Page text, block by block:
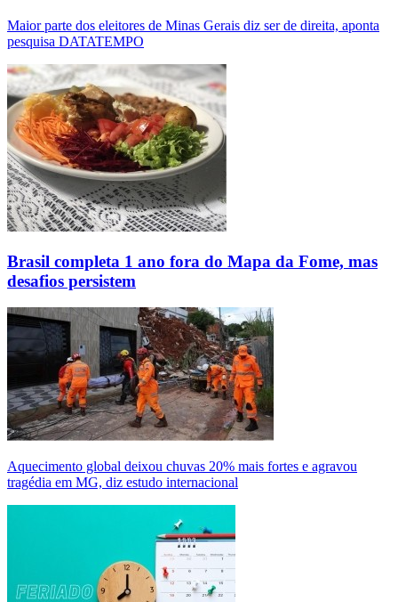
Maior parte dos eleitores de Minas Gerais diz ser de direita, aponta
pesquisa DATATEMPO
Brasil completa 1 ano fora do Mapa da Fome, mas
desafios persistem
Aquecimento global deixou chuvas 20% mais fortes e agravou
tragédia em MG, diz estudo internacional